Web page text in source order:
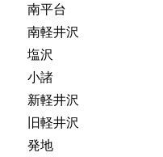
南平台
南軽井沢
塩沢
小諸
新軽井沢
旧軽井沢
発地